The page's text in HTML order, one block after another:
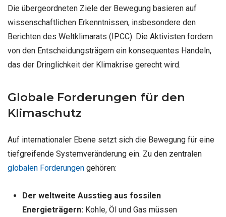
Die übergeordneten Ziele der Bewegung basieren auf
wissenschaftlichen Erkenntnissen, insbesondere den
Berichten des Weltklimarats (IPCC). Die Aktivisten fordern
von den Entscheidungsträgern ein konsequentes Handeln,
das der Dringlichkeit der Klimakrise gerecht wird.
Globale Forderungen für den
Klimaschutz
Auf internationaler Ebene setzt sich die Bewegung für eine
tiefgreifende Systemveränderung ein. Zu den zentralen
globalen Forderungen gehören:
Der weltweite Ausstieg aus fossilen
Energieträgern:Kohle, Öl und Gas müssen